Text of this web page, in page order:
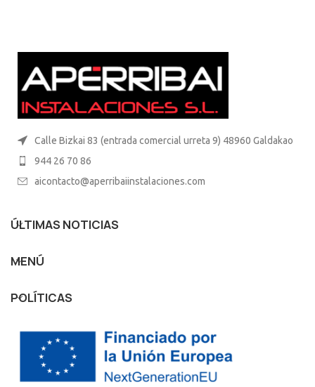
Calle Bizkai 83 (entrada comercial urreta 9) 48960 Galdakao
944 26 70 86
aicontacto@aperribaiinstalaciones.com
ÚLTIMAS NOTICIAS
MENÚ
POLÍTICAS